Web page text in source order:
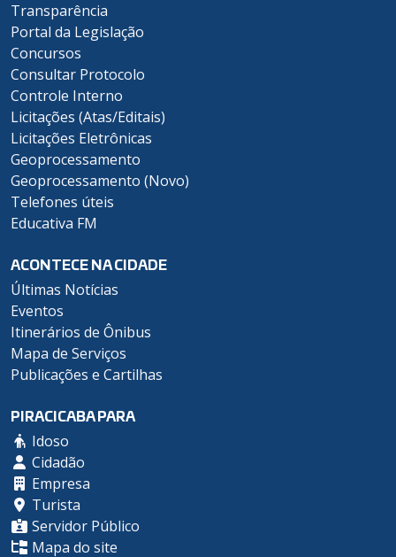
Transparência
Portal da Legislação
Concursos
Consultar Protocolo
Controle Interno
Licitações (Atas/Editais)
Licitações Eletrônicas
Geoprocessamento
Geoprocessamento (Novo)
Telefones úteis
Educativa FM
ACONTECE NA CIDADE
Últimas Notícias
Eventos
Itinerários de Ônibus
Mapa de Serviços
Publicações e Cartilhas
PIRACICABA PARA
Idoso
Cidadão
Empresa
Turista
Servidor Público
Mapa do site